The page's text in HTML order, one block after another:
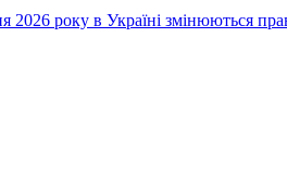
2026 року в Україні змінюються